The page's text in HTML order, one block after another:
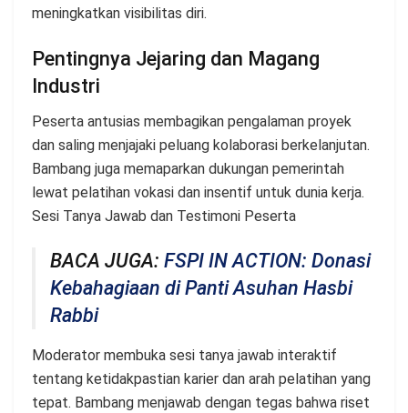
meningkatkan visibilitas diri.
Pentingnya Jejaring dan Magang
Industri
Peserta antusias membagikan pengalaman proyek
dan saling menjajaki peluang kolaborasi berkelanjutan.
Bambang juga memaparkan dukungan pemerintah
lewat pelatihan vokasi dan insentif untuk dunia kerja.
Sesi Tanya Jawab dan Testimoni Peserta
BACA JUGA: FSPI IN ACTION: Donasi
Kebahagiaan di Panti Asuhan Hasbi
Rabbi
Moderator membuka sesi tanya jawab interaktif
tentang ketidakpastian karier dan arah pelatihan yang
tepat. Bambang menjawab dengan tegas bahwa riset